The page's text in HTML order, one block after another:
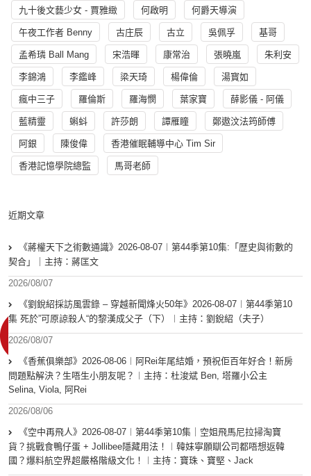
九十後文藝少女 - 賈雅緻 何啟明 何爵天導演
午夜工作者 Benny 古庄辰 古立 吳佩孚 基哥
孟希璘 Ball Mang 宋浩暉 康常治 張曉嵐 朱利安
李錦鴻 李鑑峰 梁天琦 楊偉倫 湯寳如
瘋中三子 羅倫斯 羅海憫 葉家寶 薛影儀 - 阿儀
藍精靈 蝌蚪 許莎朗 譚雁瞳 鄭遨汶法筠師傅
阿銀 陳俊偉 香港催眠輔導中心 Tim Sir
香港記憶學院總監 馬哥老師
近期文章
《蔣權天下之術數通識》2026-08-07︱第44季第10集:「歴史與術數的
契合」｜主持：蔣匡文
2026/08/07
《劉銳紹採訪風雲錄 – 穿越新聞烽火50年》2026-08-07︱第44季第10
集 死於”可原諒殺人“的黎漢成父子（下）︱主持：劉銳紹（夫子）
2026/08/07
《香蕉俱樂部》2026-08-06︱阿Rei年尾結婚，預祝佢百年好合！新房
問題點解決？生唔生小朋友呢？︱主持：杜浚斌 Ben, 塔羅小公主
Selina, Viola, 阿Rei
2026/08/06
《空中再飛人》2026-08-07︱第44季第10集｜空姐飛馬尼拉掃淘寶
貨？挑戰食鴨仔蛋 + Jollibee隱藏用法！︱韓妹寧願瞓公司都唔想返韓
國？爆料航空界超嚴格階級文化！︱主持：寶珠、寶堅、Jack